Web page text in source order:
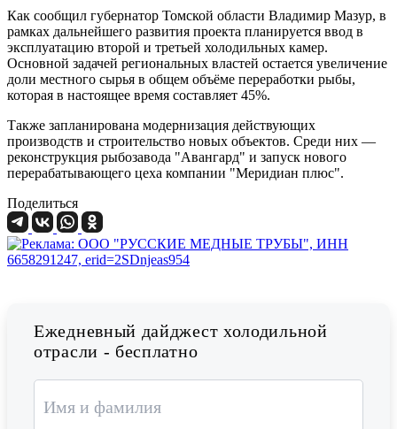
Как сообщил губернатор Томской области Владимир Мазур, в
рамках дальнейшего развития проекта планируется ввод в
эксплуатацию второй и третьей холодильных камер.
Основной задачей региональных властей остается увеличение
доли местного сырья в общем объёме переработки рыбы,
которая в настоящее время составляет 45%.
Также запланирована модернизация действующих
производств и строительство новых объектов. Среди них —
реконструкция рыбозавода "Авангард" и запуск нового
перерабатывающего цеха компании "Меридиан плюс".
Поделиться
Ежедневный дайджест холодильной
отрасли - бесплатно